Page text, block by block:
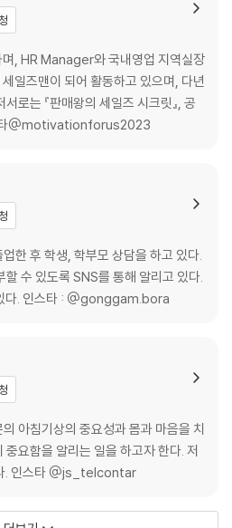
율성을 높여라
라
!
쳐라
을 좌우한다
식인가?
든다
서
어올려라
, HR Manager와 국내영업 지역실장
일즈맨이 되어 활동하고 있으며, 다년
로는 『판매왕의 세일즈 시크릿』, 공
타@motivationforus2023
한 후 학생, 학부모 상담을 하고 있다.
할 수 있도록 SNS를 통해 알리고 있다.
있다. 인스타 : @gonggam.bora
아침기상의 중요성과 몸과 마음을 치
요함을 알리는 일을 하고자 한다. 저
다. 인스타 @js_telcontar